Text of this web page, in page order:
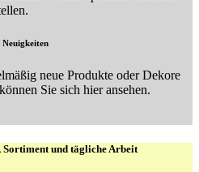
neue Produkte oder Dekore
Sie sich hier ansehen.
und tägliche Arbeit